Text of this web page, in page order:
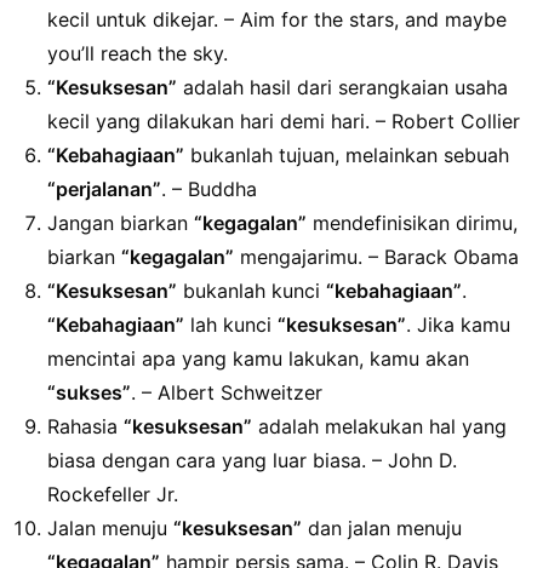
kecil untuk dikejar. – Aim for the stars, and maybe
you’ll reach the sky.
“Kesuksesan” adalah hasil dari serangkaian usaha
kecil yang dilakukan hari demi hari. – Robert Collier
“Kebahagiaan” bukanlah tujuan, melainkan sebuah
“perjalanan”. – Buddha
Jangan biarkan “kegagalan” mendefinisikan dirimu,
biarkan “kegagalan” mengajarimu. – Barack Obama
“Kesuksesan” bukanlah kunci “kebahagiaan”.
“Kebahagiaan” lah kunci “kesuksesan”. Jika kamu
mencintai apa yang kamu lakukan, kamu akan
“sukses”. – Albert Schweitzer
Rahasia “kesuksesan” adalah melakukan hal yang
biasa dengan cara yang luar biasa. – John D.
Rockefeller Jr.
Jalan menuju “kesuksesan” dan jalan menuju
“kegagalan” hampir persis sama. – Colin R. Davis